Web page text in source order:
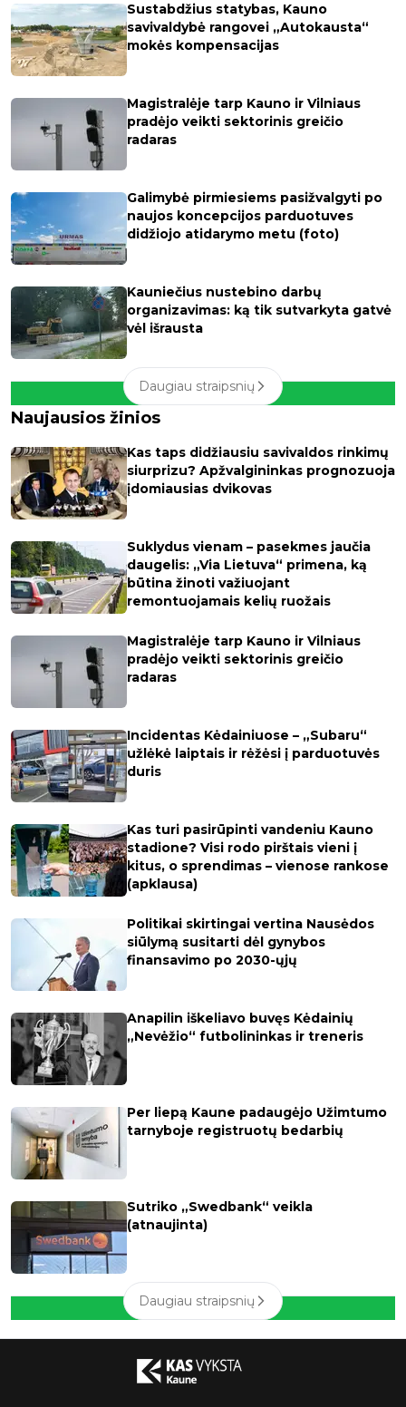
Sustabdžius statybas, Kauno
savivaldybė rangovei „Autokausta“
mokės kompensacijas
Magistralėje tarp Kauno ir Vilniaus
pradėjo veikti sektorinis greičio
radaras
Galimybė pirmiesiems pasižvalgyti po
naujos koncepcijos parduotuves
didžiojo atidarymo metu (foto)
Kauniečius nustebino darbų
organizavimas: ką tik sutvarkyta gatvė
vėl išrausta
Daugiau straipsnių
Naujausios žinios
Kas taps didžiausiu savivaldos rinkimų
siurprizu? Apžvalgininkas prognozuoja
įdomiausias dvikovas
Suklydus vienam – pasekmes jaučia
daugelis: „Via Lietuva“ primena, ką
būtina žinoti važiuojant
remontuojamais kelių ruožais
Magistralėje tarp Kauno ir Vilniaus
pradėjo veikti sektorinis greičio
radaras
Incidentas Kėdainiuose – „Subaru“
užlėkė laiptais ir rėžėsi į parduotuvės
duris
Kas turi pasirūpinti vandeniu Kauno
stadione? Visi rodo pirštais vieni į
kitus, o sprendimas – vienose rankose
(apklausa)
Politikai skirtingai vertina Nausėdos
siūlymą susitarti dėl gynybos
finansavimo po 2030-ųjų
Anapilin iškeliavo buvęs Kėdainių
„Nevėžio“ futbolininkas ir treneris
Per liepą Kaune padaugėjo Užimtumo
tarnyboje registruotų bedarbių
Sutriko „Swedbank“ veikla
(atnaujinta)
Daugiau straipsnių